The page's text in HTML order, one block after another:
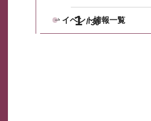
1 30
イベント情報一覧